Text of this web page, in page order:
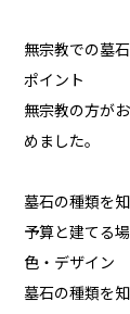
無宗教での墓
ポイント
無宗教の方が
めました。
墓石の種類を
予算と建てる
色・デザイン
墓石の種類を